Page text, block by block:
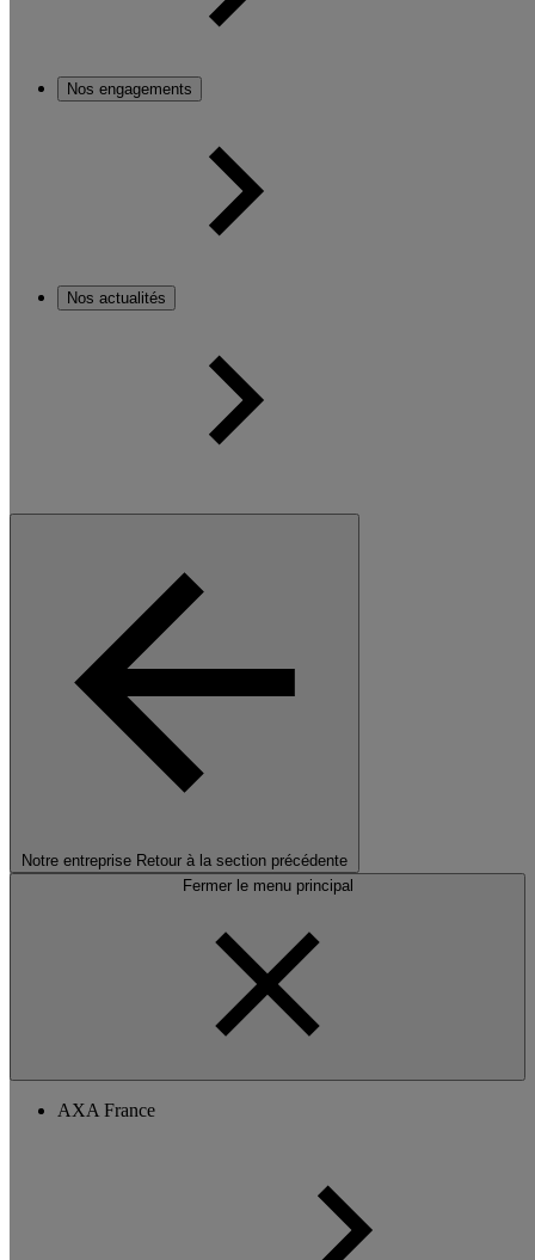
Nos engagements
Nos actualités
Notre entreprise Retour à la section précédente
Fermer le menu principal
AXA France